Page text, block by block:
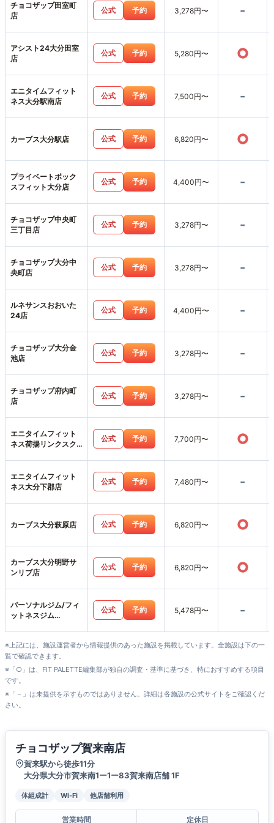
チョコザップ田室町
店
公式 予約 3,278円〜 -
アシスト24大分田室
店
公式 予約 5,280円〜 ○
エニタイムフィット
ネス大分駅南店
公式 予約 7,500円〜 -
カーブス大分駅店 公式 予約 6,820円〜 ○
プライベートボック
スフィット大分店
公式 予約 4,400円〜 -
チョコザップ中央町
三丁目店
公式 予約 3,278円〜 -
チョコザップ大分中
央町店
公式 予約 3,278円〜 -
ルネサンスおおいた
24店
公式 予約 4,400円〜 -
チョコザップ大分金
池店
公式 予約 3,278円〜 -
チョコザップ府内町
店
公式 予約 3,278円〜 -
エニタイムフィット
ネス荷揚リンクスク
公式 予約 7,700円〜 ○
エニタイムフィット
ネス大分下郡店
公式 予約 7,480円〜 -
カーブス大分萩原店 公式 予約 6,820円〜 ○
カーブス大分明野サ
ンリブ店
公式 予約 6,820円〜 ○
パーソナルジム/フィ
ットネスジム
公式 予約 5,478円〜 -
※上記には、施設運営者から情報提供のあった施設を掲載しています。全施設は下の一
覧で確認できます。
※「○」は、FIT PALETTE編集部が独自の調査・基準に基づき、特におすすめする項目
です。
※「－」は未提供を示すものではありません。詳細は各施設の公式サイトをご確認くだ
さい。
チョコザップ賀来南店
賀来駅から徒歩11分
大分県大分市賀来南1ー1ー83賀来南店舗 1F
体組成計 Wi-Fi 他店舗利用
営業時間 定休日